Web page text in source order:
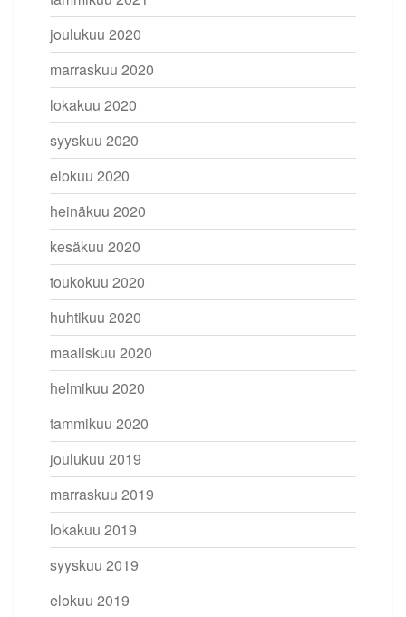
joulukuu 2020
marraskuu 2020
lokakuu 2020
syyskuu 2020
elokuu 2020
heinäkuu 2020
kesäkuu 2020
toukokuu 2020
huhtikuu 2020
maaliskuu 2020
helmikuu 2020
tammikuu 2020
joulukuu 2019
marraskuu 2019
lokakuu 2019
syyskuu 2019
elokuu 2019